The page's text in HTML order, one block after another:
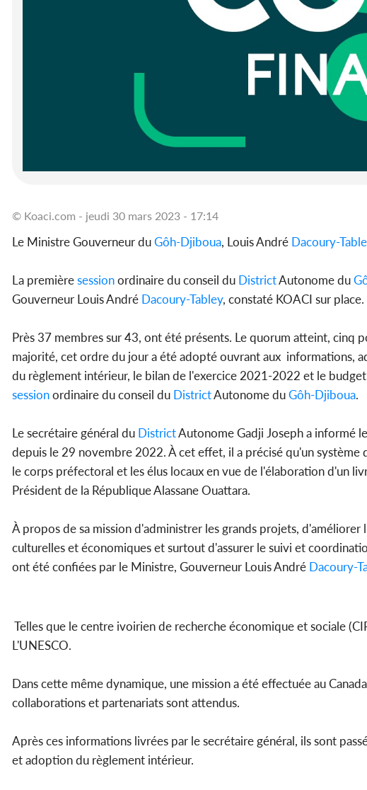
© Koaci.com - jeudi 30 mars 2023 - 17:14
Le Ministre Gouverneur duGôh-Djiboua, Louis André Dacoury-
La premièresessionordinaire du conseil du DistrictAutonome du
Gouverneur Louis André Dacoury-Tabley, constaté KOACI sur place.
Près 37 membres sur 43, ont été présents. Le quorum atteint, cinq
majorité, cet ordre du jour a été adopté ouvrant aux informations,
du règlement intérieur, le bilan de l'exercice 2021-2022 et le budget
sessionordinaire du conseil du DistrictAutonome duGôh-Djiboua.
Le secrétaire général du DistrictAutonome Gadji Joseph a informé
depuis le 29 novembre 2022. À cet effet, il a précisé qu'un
le corps préfectoral et les élus locaux en vue de l'élaboration d'un
Président de la République Alassane Ouattara.
À propos de sa mission d'administrer les grands projets,
culturelles et économiques et surtout d'assurer le suivi et
ont été confiées par le Ministre, Gouverneur Louis André Dacoury-
Telles que le centre ivoirien de recherche économique et sociale
L'UNESCO.
Dans cette même dynamique, une mission a été effectuée au
collaborations et partenariats sont attendus.
Après ces informations livrées par le secrétaire général, ils sont
et adoption du règlement intérieur.